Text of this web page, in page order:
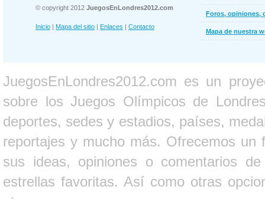
© copyright 2012 JuegosEnLondres2012.com
Inicio | Mapa del sitio | Enlaces | Contacto
Foros, opiniones,
Mapa de nuestra
JuegosEnLondres2012.com es un
sobre los Juegos Olímpicos de
deportes, sedes y estadios, países,
reportajes y mucho más. Ofrecemos un
sus ideas, opiniones o comentarios
estrellas favoritas. Así como otras